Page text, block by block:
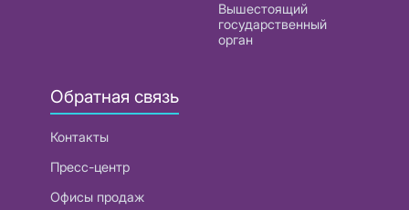
Вышестоящий
государственный
орган
Обратная связь
Контакты
Пресс-центр
Офисы продаж